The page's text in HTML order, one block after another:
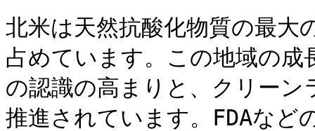
北米は天然抗酸化物質の最大
占めています。この地域の成
の認識の高まりと、クリー
推進されています。FDAなど